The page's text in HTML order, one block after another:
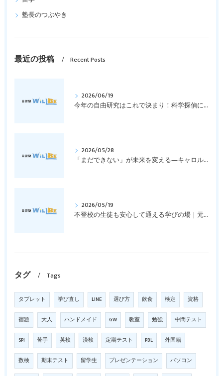
塾長のつぶやき
最近の投稿 Recent Posts
2026/06/19
今年の自由研究はこれで決まり！科学探偵になって指紋の謎を解き明かそう！｜元中学高校教員で私立学校の放課後校内塾を経営する西宮・今津の習いごと教室＆自習塾WillBe
2026/05/28
「まだできない」が未来を変える―キャロル・ドゥエックの成長マインドセットとは？｜元中学高校教員で私立学校の放課後校内塾を経営する西宮・今津の習いごと教室＆自習塾WillBe
2026/05/19
不登校の生徒も安心して通える学びの場｜元中学高校教員で私立学校の放課後校内塾を経営する西宮・今津の習いごと教室＆自習塾WillBe
タグ Tags
タブレット 学び直し LINE 選び方 飲食 検定 資格
宿題 大人 ハンドメイド GW 教室 勉強 中間テスト
SPI 苦手 英検 漢検 定期テスト PBL 外国籍
数検 期末テスト 留学生 プレゼンテーション パソコン